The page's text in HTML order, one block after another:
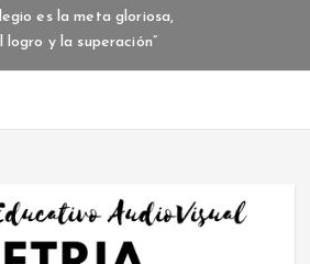
es la meta gloriosa,
logro y la superación”